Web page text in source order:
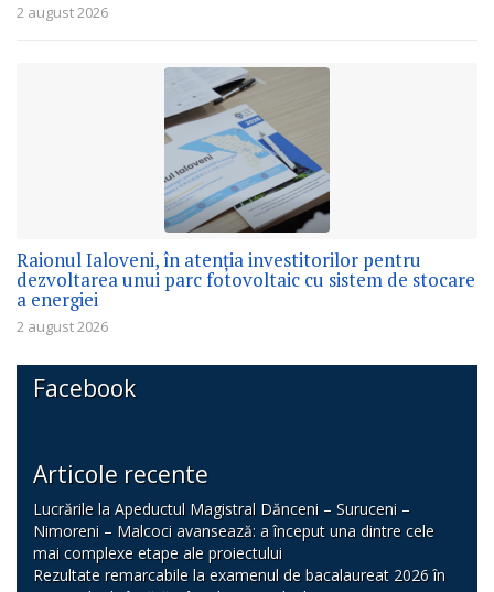
2 august 2026
Raionul Ialoveni, în atenția investitorilor pentru
dezvoltarea unui parc fotovoltaic cu sistem de stocare
a energiei
2 august 2026
Facebook
Articole recente
Lucrările la Apeductul Magistral Dănceni – Suruceni –
Nimoreni – Malcoci avansează: a început una dintre cele
mai complexe etape ale proiectului
Rezultate remarcabile la examenul de bacalaureat 2026 în